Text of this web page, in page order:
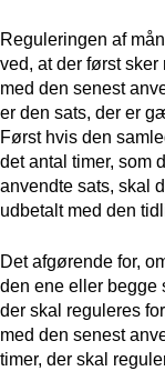
Reguleringen af
ved, at der først
med den senest
er den sats, der er
Først hvis den
det antal timer, som
anvendte sats, skal
udbetalt med den
Det afgørende for,
den ene eller begge
der skal reguleres
med den senest
timer, der skal